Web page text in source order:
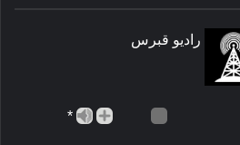
رادیو قبرس
*